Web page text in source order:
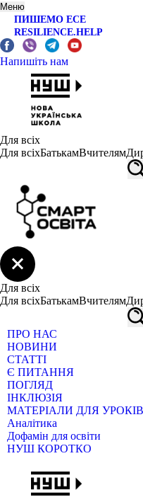
Меню
ПИШЕМО ЕСЕ
RESILIENCE.HELP
Напишіть нам
Для всіх
Для всіхБатькамВчителям
Для всіх
Для всіхБатькамВчителям
ПРО НАС
НОВИНИ
СТАТТІ
Є ПИТАННЯ
ПОГЛЯД
ІНКЛЮЗІЯ
МАТЕРІАЛИ ДЛЯ УРОКІВ
Аналітика
Дофамін для освіти
НУШ КОРОТКО